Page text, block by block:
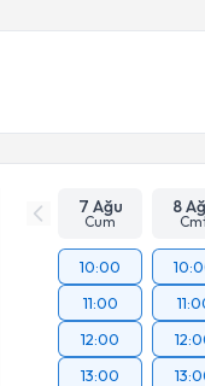
7 Ağu
Cum
8
10:00
11:00
12:00
13:00